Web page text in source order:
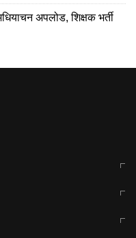
अपलोड, शिक्षक भर्ती